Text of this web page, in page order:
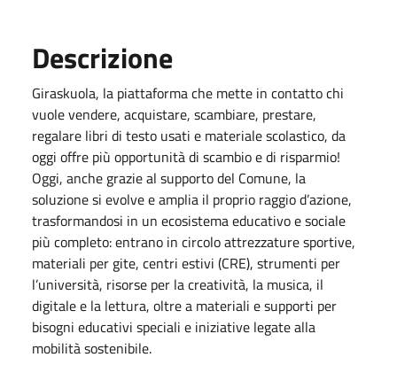
Descrizione
Giraskuola, la piattaforma che mette in contatto chi
vuole vendere, acquistare, scambiare, prestare,
regalare libri di testo usati e materiale scolastico, da
oggi offre più opportunità di scambio e di risparmio!
Oggi, anche grazie al supporto del Comune, la
soluzione si evolve e amplia il proprio raggio d’azione,
trasformandosi in un ecosistema educativo e sociale
più completo: entrano in circolo attrezzature sportive,
materiali per gite, centri estivi (CRE), strumenti per
l’università, risorse per la creatività, la musica, il
digitale e la lettura, oltre a materiali e supporti per
bisogni educativi speciali e iniziative legate alla
mobilità sostenibile.